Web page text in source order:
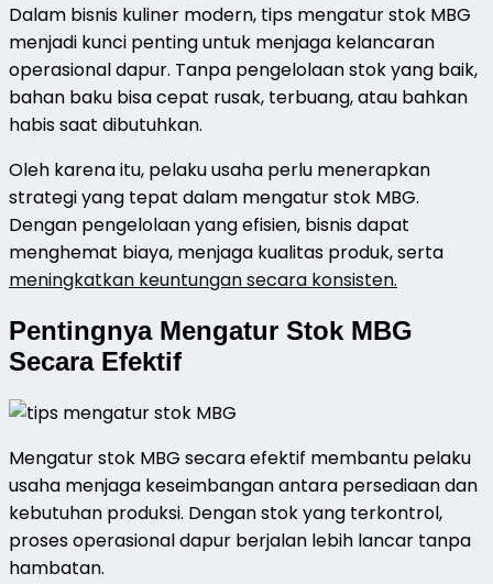
Dalam bisnis kuliner modern, tips mengatur stok MBG
menjadi kunci penting untuk menjaga kelancaran
operasional dapur. Tanpa pengelolaan stok yang baik,
bahan baku bisa cepat rusak, terbuang, atau bahkan
habis saat dibutuhkan.
Oleh karena itu, pelaku usaha perlu menerapkan
strategi yang tepat dalam mengatur stok MBG.
Dengan pengelolaan yang efisien, bisnis dapat
menghemat biaya, menjaga kualitas produk, serta
meningkatkan keuntungan secara konsisten.
Pentingnya Mengatur Stok MBG
Secara Efektif
Mengatur stok MBG secara efektif membantu pelaku
usaha menjaga keseimbangan antara persediaan dan
kebutuhan produksi. Dengan stok yang terkontrol,
proses operasional dapur berjalan lebih lancar tanpa
hambatan.